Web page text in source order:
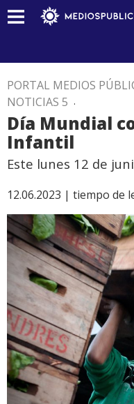
PORTAL MEDIOS
NOTICIAS 5 .
Día Mundial
Infantil
Este lunes 12 de
12.06.2023 | tiempo de